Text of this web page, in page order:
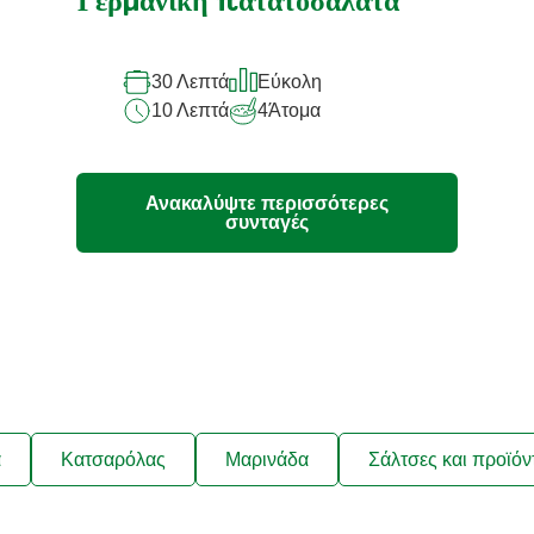
αυτό
το
recipe
30 Λεπτά
Εύκολη
10 Λεπτά
4Άτομα
Ανακαλύψτε περισσότερες
συνταγές
Κατσαρόλας Μαρινάδα Σάλτσες και